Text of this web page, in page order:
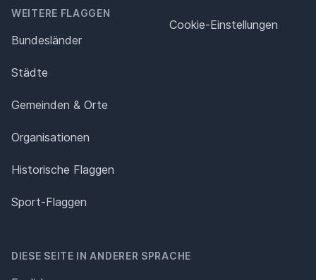
WEITERE FLAGGEN
Bundesländer
Städte
Gemeinden & Orte
Organisationen
Historische Flaggen
Sport-Flaggen
Cookie-Einstellungen
DIESE SEITE IN ANDERER SPRACHE